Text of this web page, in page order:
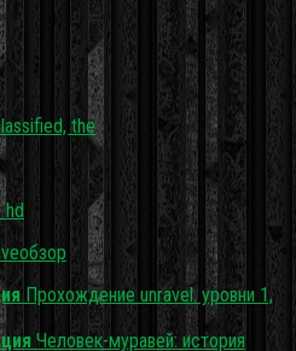
the
обзор
Прохождение unravel. уровни 1,
Человек-муравей: история